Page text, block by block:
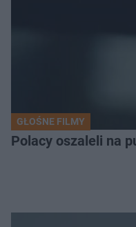
GŁOŚNE FILMY
Polacy oszaleli na